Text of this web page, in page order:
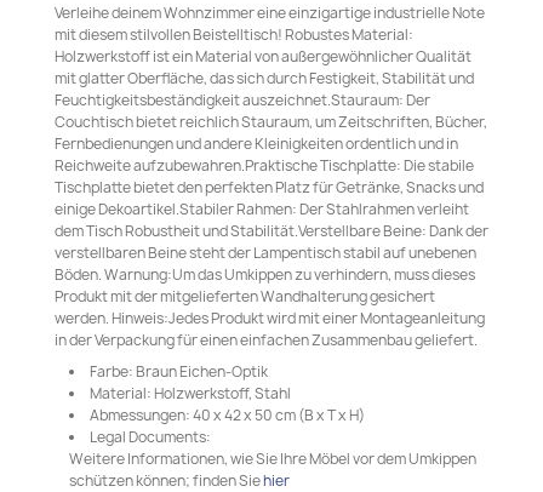
Verleihe deinem Wohnzimmer eine einzigartige industrielle Note
mit diesem stilvollen Beistelltisch! Robustes Material:
Holzwerkstoff ist ein Material von außergewöhnlicher Qualität
mit glatter Oberfläche, das sich durch Festigkeit, Stabilität und
Feuchtigkeitsbeständigkeit auszeichnet.Stauraum: Der
Couchtisch bietet reichlich Stauraum, um Zeitschriften, Bücher,
Fernbedienungen und andere Kleinigkeiten ordentlich und in
Reichweite aufzubewahren.Praktische Tischplatte: Die stabile
Tischplatte bietet den perfekten Platz für Getränke, Snacks und
einige Dekoartikel.Stabiler Rahmen: Der Stahlrahmen verleiht
dem Tisch Robustheit und Stabilität.Verstellbare Beine: Dank der
verstellbaren Beine steht der Lampentisch stabil auf unebenen
Böden. Warnung:Um das Umkippen zu verhindern, muss dieses
Produkt mit der mitgelieferten Wandhalterung gesichert
werden. Hinweis:Jedes Produkt wird mit einer Montageanleitung
in der Verpackung für einen einfachen Zusammenbau geliefert.
Farbe: Braun Eichen-Optik
Material: Holzwerkstoff, Stahl
Abmessungen: 40 x 42 x 50 cm (B x T x H)
Legal Documents:
Weitere Informationen, wie Sie Ihre Möbel vor dem Umkippen
schützen können; finden Siehier